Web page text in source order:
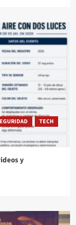
TECH
y